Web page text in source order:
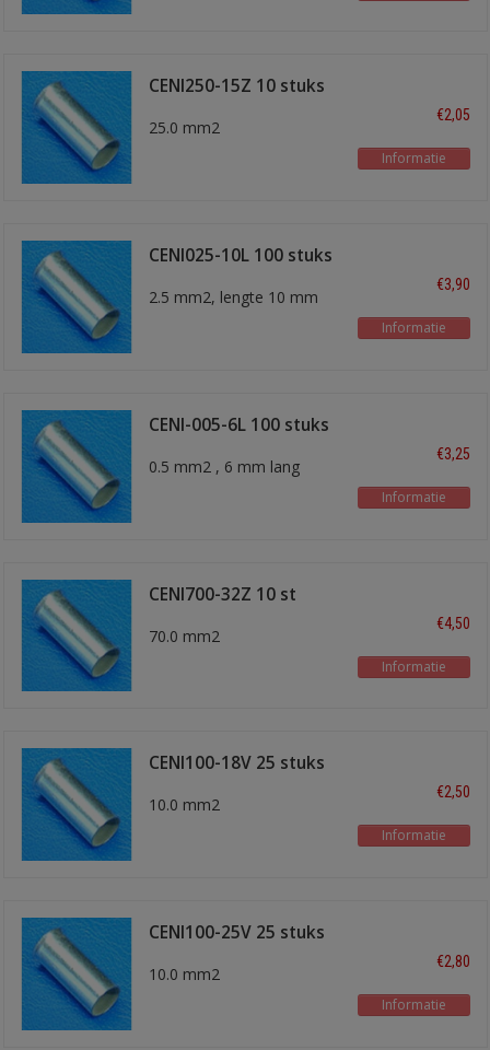
CENI250-15Z 10 stuks
25.0 mm2
€2,05
Informatie
CENI025-10L 100 stuks
2.5 mm2, lengte 10 mm
€3,90
Informatie
CENI-005-6L 100 stuks
0.5 mm2 , 6 mm lang
€3,25
Informatie
CENI700-32Z 10 st
70.0 mm2
€4,50
Informatie
CENI100-18V 25 stuks
10.0 mm2
€2,50
Informatie
CENI100-25V 25 stuks
10.0 mm2
€2,80
Informatie